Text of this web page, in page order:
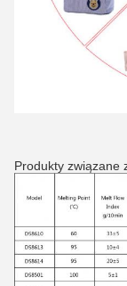
Produkty związane